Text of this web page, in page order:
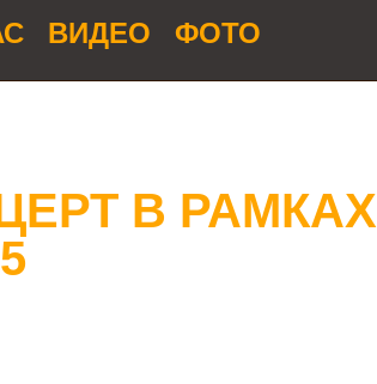
ВИДЕО
ФОТО
В РАМКАХ